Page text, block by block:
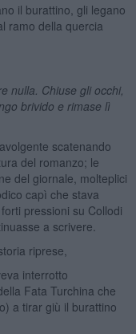
il burattino, gli legano
ramo della quercia
nulla. Chiuse gli occhi,
brivido e rimase lì
scatenando
del romanzo; le
del giornale, molteplici
capì che stava
pressioni su Collodi
a scrivere.
riprese,
interrotto
Fata Turchina che
a tirar giù il burattino